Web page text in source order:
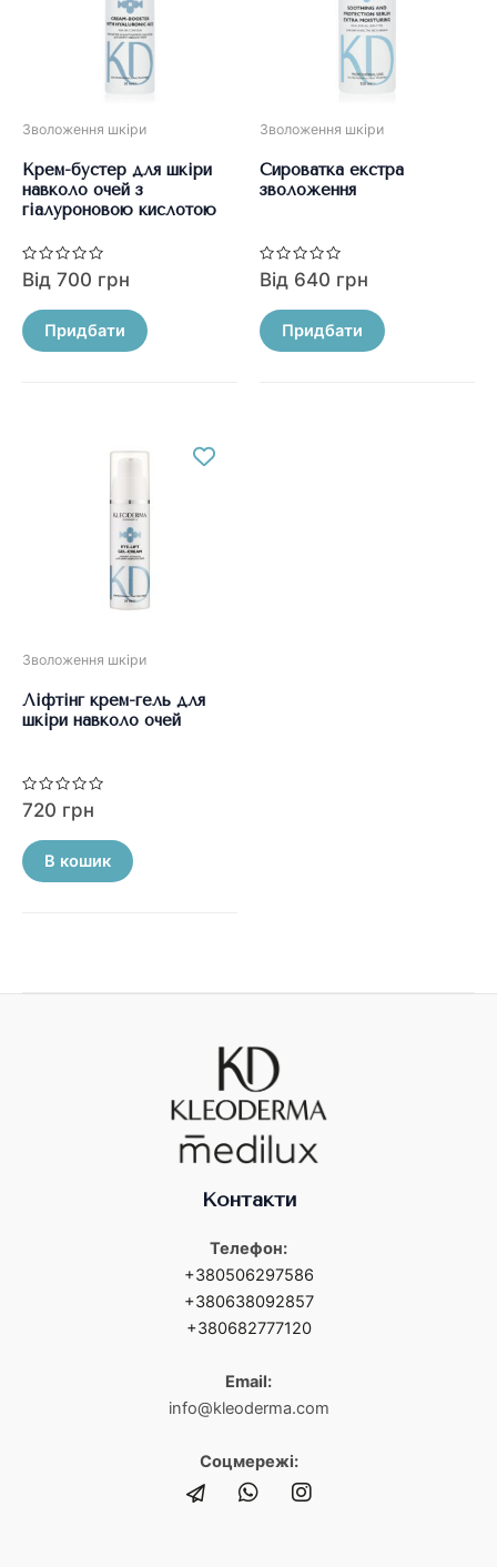
Зволоження шкіри
Крем-бустер для шкіри
навколо очей з
гіалуроновою кислотою
Оцінено
в
з
5
Від 700 грн
Придбати
товар
Параметри
вибрати
товару
Зволоження шкіри
Сироватка екстра
зволоження
Оцінено
в
з
5
Від 640 грн
Придбати
товар
Зволоження шкіри
Ліфтінг крем-гель для
шкіри навколо очей
Оцінено
в
з
5
720 грн
В кошик
Контакти
Телефон:
+380506297586
+380638092857
+380682777120
Email:
info@kleoderma.com
Соцмережі: